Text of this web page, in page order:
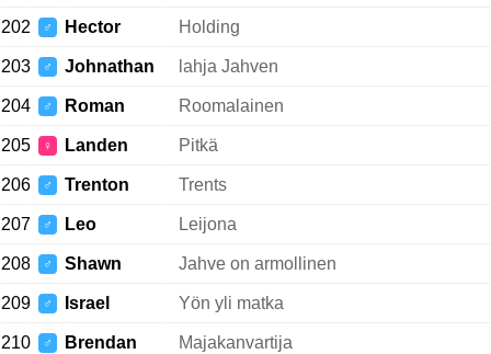
202 ♂ Hector Holding
203 ♂ Johnathan lahja Jahven
204 ♂ Roman Roomalainen
205 ♀ Landen Pitkä
206 ♂ Trenton Trents
207 ♂ Leo Leijona
208 ♂ Shawn Jahve on armollinen
209 ♂ Israel Yön yli matka
210 ♂ Brendan Majakanvartija